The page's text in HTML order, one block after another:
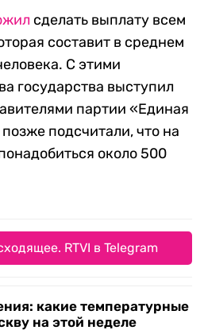
сделать выплату всем
составит в среднем
С этими
государства выступил
партии «Единая
подсчитали, что на
около 500
RTVI в Telegram
какие температурные
на этой неделе